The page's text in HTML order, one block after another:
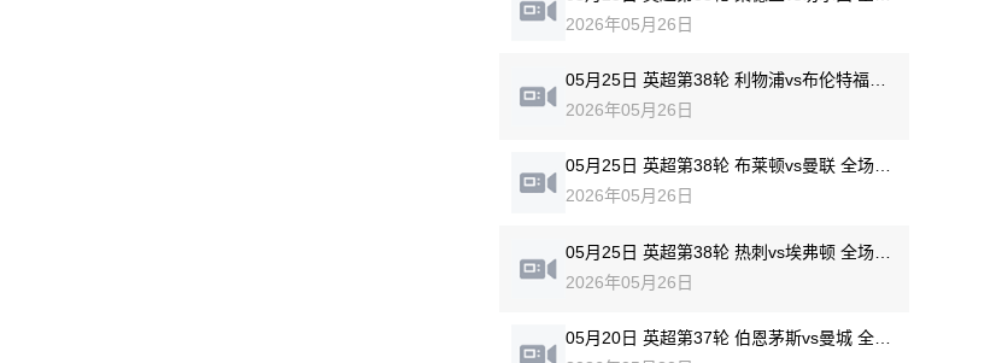
2026年05月26日
2026年05月26日
05月25日 英超第38轮 布莱顿vs曼联 全场录像回放
2026年05月26日
2026年05月26日